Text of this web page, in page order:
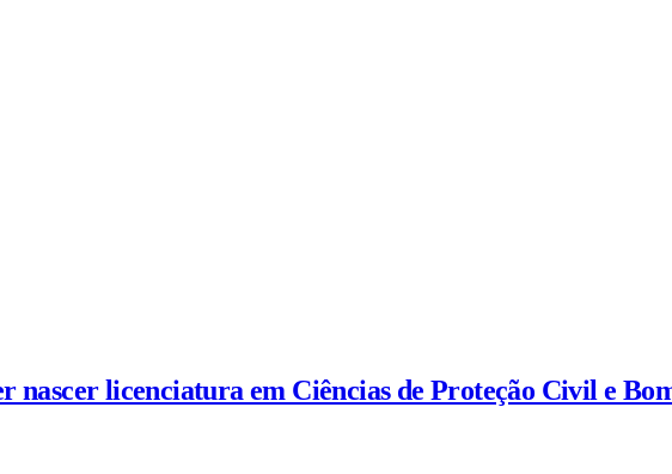
nascer licenciatura em Ciências de Proteção Civil e